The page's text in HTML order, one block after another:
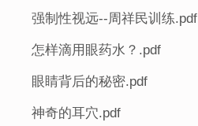
强制性视远--周祥民训练.pdf
怎样滴用眼药水？.pdf
眼睛背后的秘密.pdf
神奇的耳穴.pdf